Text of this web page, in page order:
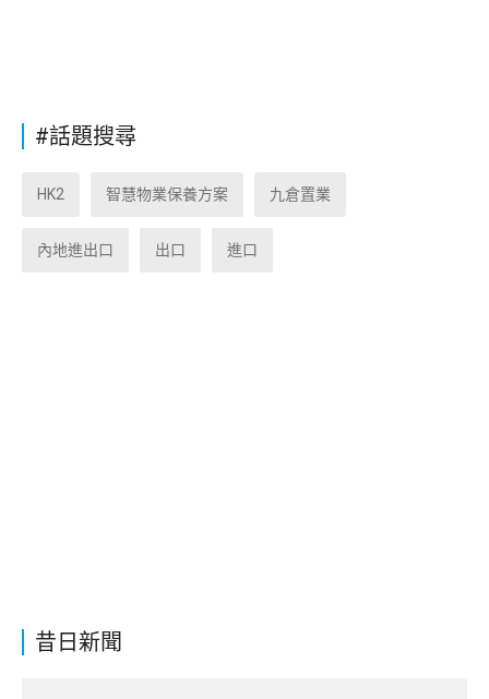
昔日新聞
#話題搜尋
HK2 智慧物業保養方案 九倉置業
內地進出口 出口 進口